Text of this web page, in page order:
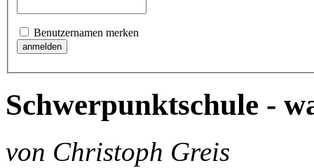
Benutzernamen merken
Schwerpunktschule -
von Christoph Greis